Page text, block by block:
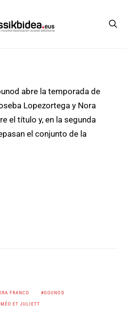
abre la temporada de
Lopezortega y Nora
el título y, en la segunda
el conjunto de la
FRANCO
GOUNOD
ET JULIETT